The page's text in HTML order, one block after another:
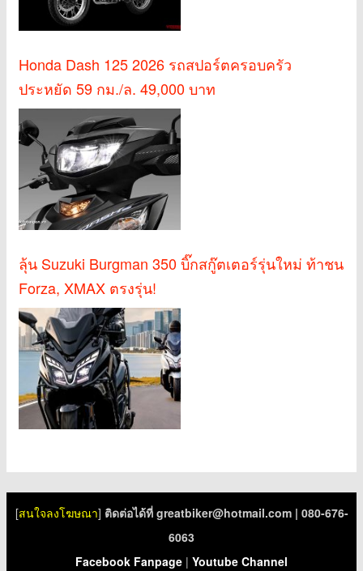
Honda Dash 125 2026 รถสปอร์ตครอบครัว
ประหยัด 59 กม./ล. 49,000 บาท
ลุ้น Suzuki Burgman 350 บิ๊กสกู๊ตเตอร์รุ่นใหม่ ท้าชน
Forza, XMAX ตรงรุ่น!
[สนใจลงโฆษณา] ติดต่อได้ที่ greatbiker@hotmail.com| 080-676-
6063
Facebook Fanpage | Youtube Channel